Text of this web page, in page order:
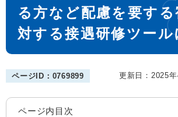
る方など配慮を要す
対する接遇研修ツール
ページID：0769899 更新日：2025
ページ内目次